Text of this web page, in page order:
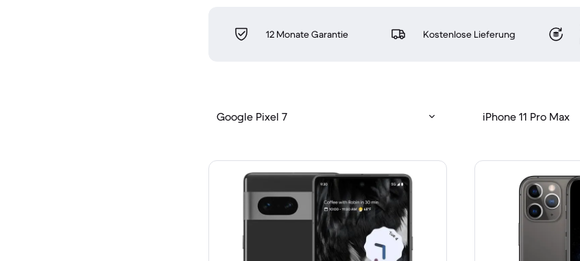
12 Monate Garantie Kostenlose Lieferung
Google Pixel 7 iPhone 11 Pro Max